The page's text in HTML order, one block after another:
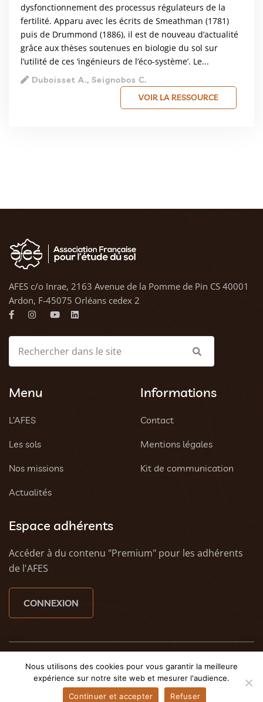
dysfonctionnement des processus régulateurs de la
fertilité. Apparu avec les écrits de Smeathman (1781)
puis de Drummond (1886), il est de nouveau d’actualité
grâce aux thèses soutenues en biologie du sol sur
l’utilité de ces ‘ingénieurs de l’éco-système’. Le...
Duboisset A., Seignobos C.
VOIR LA RESSOURCE
AFES c/o Inrae, 2163 Avenue de la Pomme de Pin CS 40001
Ardon, F-45075 Orléans cedex 2
Menu
L’AFES
Les sols
Nos missions
Actualités
Informations
Contact
Mentions légales
Kit de communication
Espace adhérents
Accéder à du contenu "Premium" pour les adhérents
de l'AFES
CONNEXION
© 2023 AFES - Tous droits réservés - Une créationTony
Oheix : Agence Web CaenetWeezy - Agence web à
Caen
Nous utilisons des cookies pour vous garantir la meilleure
expérience sur notre site web et mesurer l'audience.
Continuer et accepter
Refuser